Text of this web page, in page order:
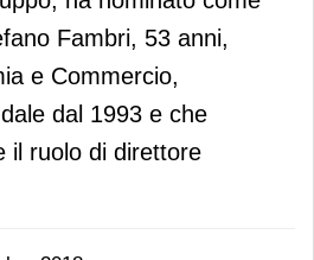
Fambri, 53 anni,
e Commercio,
dal 1993 e che
il ruolo di direttore